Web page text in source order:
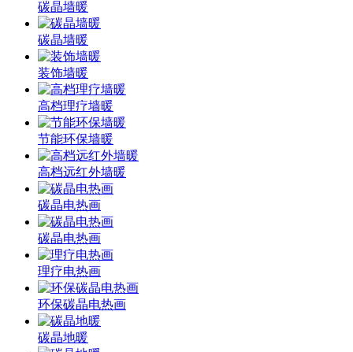
碳晶墙暖
碳晶墙暖
装饰墙暖
高档理疗墙暖
节能环保墙暖
高档远红外墙暖
碳晶电热画
碳晶电热画
理疗电热画
环保碳晶电热画
碳晶地暖